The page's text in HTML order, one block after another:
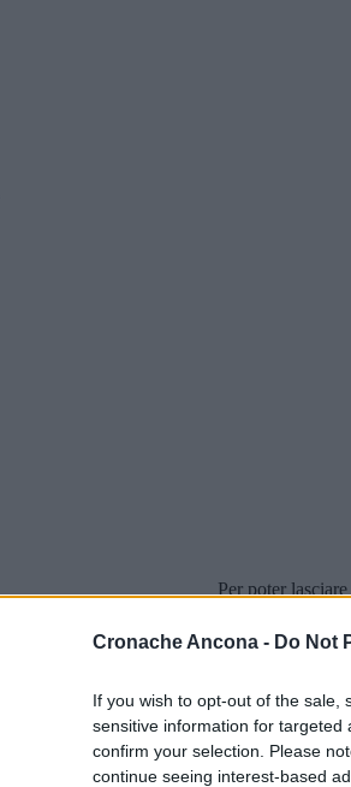
Cronache Ancona - Do Not
If you wish to opt-out of the sale,
sensitive information for targeted
confirm your selection. Please
continue seeing interest-based
Per poter